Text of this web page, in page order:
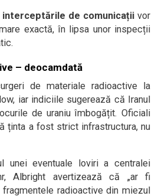
de comunicații vor
exactă, în lipsa unor inspecții
– deocamdată
de materiale radioactive la
iar indiciile sugerează că Iranul
de uraniu îmbogățit. Oficiali
ținta a fost strict infrastructura, nu
unei eventuale loviri a centralei
Albright avertizează că „ar fi
radioactive din miezul